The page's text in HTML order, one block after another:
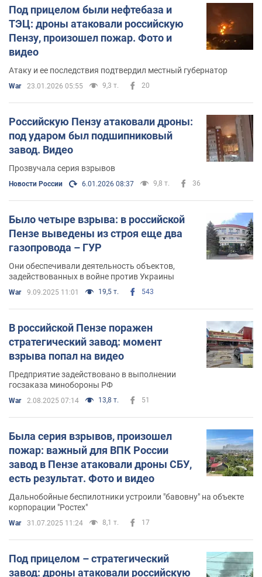
Под прицелом были нефтебаза и
ТЭЦ: дроны атаковали российскую
Пензу, произошел пожар. Фото и
видео
Атаку и ее последствия подтвердил местный губернатор
War 23.01.2026 05:55 9,3 т. 20
Российскую Пензу атаковали дроны:
под ударом был подшипниковый
завод. Видео
Прозвучала серия взрывов
Новости России 6.01.2026 08:37 9,8 т. 36
Было четыре взрыва: в российской
Пензе выведены из строя еще два
газопровода – ГУР
Они обеспечивали деятельность объектов,
задействованных в войне против Украины
War 9.09.2025 11:01 19,5 т. 543
В российской Пензе поражен
стратегический завод: момент
взрыва попал на видео
Предприятие задействовано в выполнении
госзаказа минобороны РФ
War 2.08.2025 07:14 13,8 т. 51
Была серия взрывов, произошел
пожар: важный для ВПК России
завод в Пензе атаковали дроны СБУ,
есть результат. Фото и видео
Дальнобойные беспилотники устроили "бавовну" на объекте
корпорации "Ростех"
War 31.07.2025 11:24 8,1 т. 17
Под прицелом – стратегический
завод: дроны атаковали российскую